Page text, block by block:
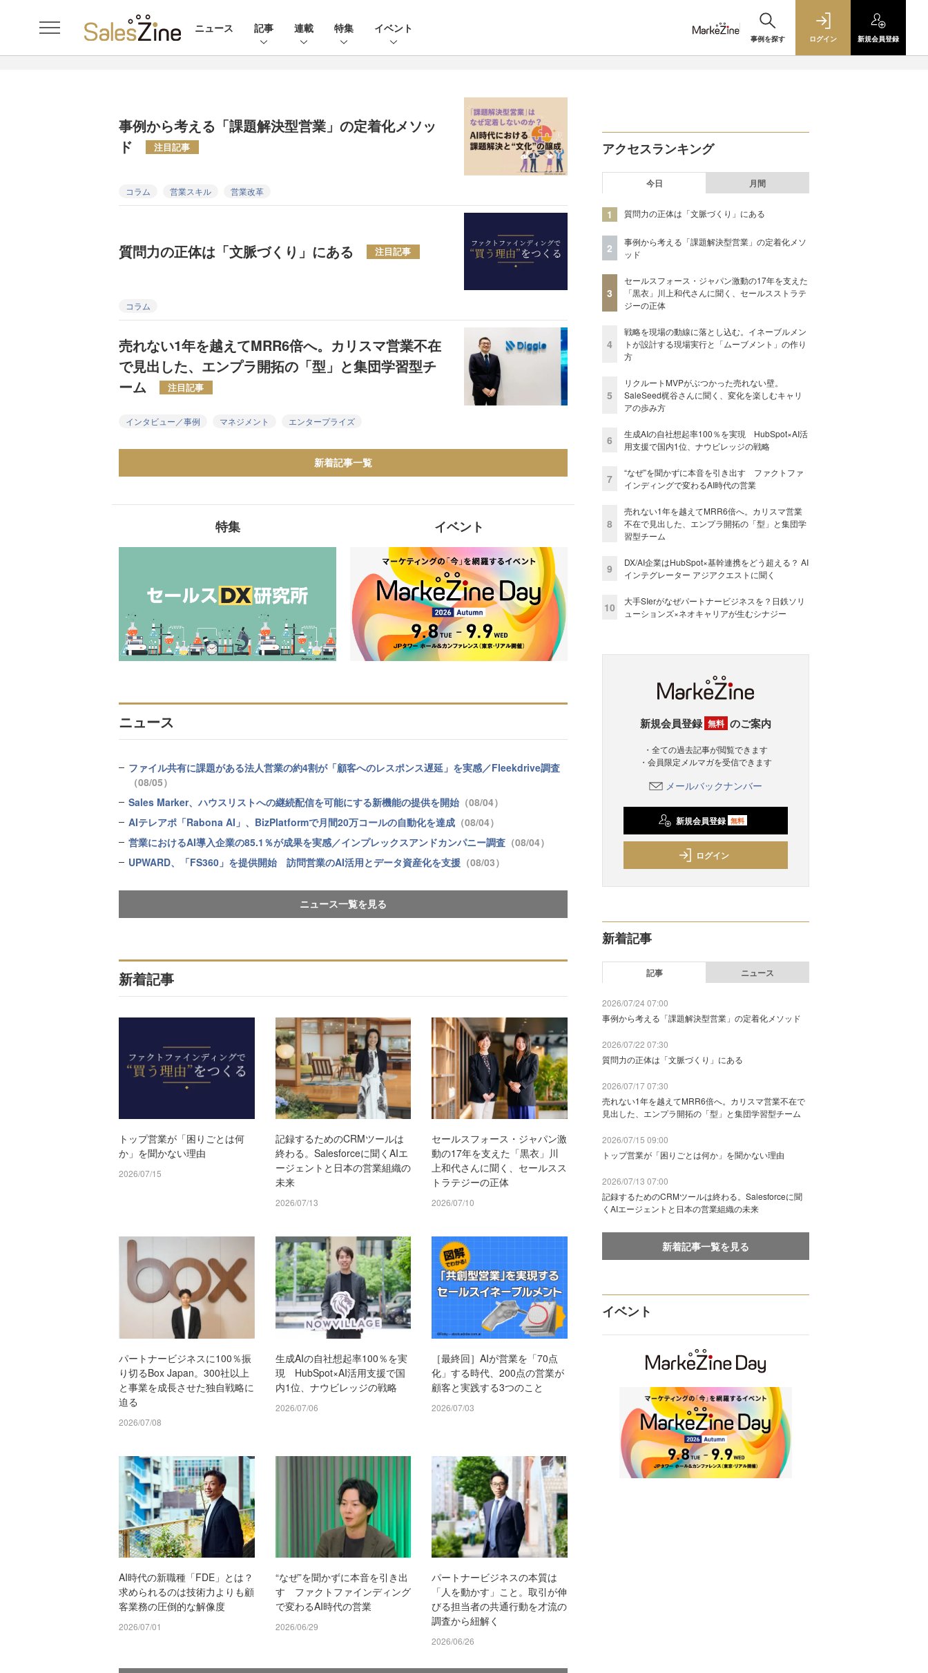
ニュース 記事 連載 特集 イベント
事例を探す ログイン 新規会員登録
事例から考える「課題解決型営業」の定着化メソッ
ド
注目記事
コラム 営業スキル 営業改革
質問力の正体は「文脈づくり」にある 注目記事
コラム
売れない1年を越えてMRR6倍へ。カリスマ営業不在
で見出した、エンプラ開拓の「型」と集団学習型チ
ーム
注目記事
インタビュー／事例 マネジメント エンタープライズ
新着記事一覧
特集 イベント
ニュース
ファイル共有に課題がある法人営業の約4割が「顧客へのレスポンス遅延」を実感／Fleekdrive調査
（08/05）
Sales Marker、ハウスリストへの継続配信を可能にする新機能の提供を開始 （08/04）
AIテレアポ「Rabona AI」、BizPlatformで月間20万コールの自動化を達成 （08/04）
営業におけるAI導入企業の85.1％が成果を実感／インプレックスアンドカンパニー調査 （08/04）
UPWARD、「FS360」を提供開始 訪問営業のAI活用とデータ資産化を支援 （08/03）
ニュース一覧を見る
新着記事
トップ営業が「困りごとは何
か」を聞かない理由
2026/07/15
記録するためのCRMツールは
終わる。Salesforceに聞くAIエ
ージェントと日本の営業組織の
未来
2026/07/13
セールスフォース・ジャパン激
動の17年を支えた「黒衣」川
上和代さんに聞く、セールスス
トラテジーの正体
2026/07/10
パートナービジネスに100％振
り切るBox Japan。300社以上
と事業を成長させた独自戦略に
迫る
2026/07/08
生成AIの自社想起率100％を実
現 HubSpot×AI活用支援で国
内1位、ナウビレッジの戦略
2026/07/06
［最終回］AIが営業を「70点
化」する時代、200点の営業が
顧客と実践する3つのこと
2026/07/03
AI時代の新職種「FDE」とは？
求められるのは技術力よりも顧
客業務の圧倒的な解像度
2026/07/01
“なぜ”を聞かずに本音を引き出
す ファクトファインディング
で変わるAI時代の営業
2026/06/29
パートナービジネスの本質は
「人を動かす」こと。取引が伸
びる担当者の共通行動を才流の
調査から紐解く
2026/06/26
アクセスランキング
今日 月間
1 質問力の正体は「文脈づくり」にある
2
事例から考える「課題解決型営業」の定着化メソ
ッド
3
セールスフォース・ジャパン激動の17年を支えた
「黒衣」川上和代さんに聞く、セールスストラテ
ジーの正体
4
戦略を現場の動線に落とし込む。イネーブルメン
トが設計する現場実行と「ムーブメント」の作り
方
5
リクルートMVPがぶつかった売れない壁。
SaleSeed梶谷さんに聞く、変化を楽しむキャリ
アの歩み方
6
生成AIの自社想起率100％を実現 HubSpot×AI活
用支援で国内1位、ナウビレッジの戦略
7
“なぜ”を聞かずに本音を引き出す ファクトファ
インディングで変わるAI時代の営業
8
売れない1年を越えてMRR6倍へ。カリスマ営業
不在で見出した、エンプラ開拓の「型」と集団学
習型チーム
9
DX/AI企業はHubSpot×基幹連携をどう超える？ AI
インテグレーター アジアクエストに聞く
10
大手SIerがなぜパートナービジネスを？日鉄ソリ
ューションズ×ネオキャリアが生むシナジー
新規会員登録 無料 のご案内
・全ての過去記事が閲覧できます
・会員限定メルマガを受信できます
メールバックナンバー
新規会員登録 無料
ログイン
新着記事
記事 ニュース
2026/07/24 07:00
事例から考える「課題解決型営業」の定着化メソッド
2026/07/22 07:30
質問力の正体は「文脈づくり」にある
2026/07/17 07:30
売れない1年を越えてMRR6倍へ。カリスマ営業不在で
見出した、エンプラ開拓の「型」と集団学習型チーム
2026/07/15 09:00
トップ営業が「困りごとは何か」を聞かない理由
2026/07/13 07:00
記録するためのCRMツールは終わる。Salesforceに聞
くAIエージェントと日本の営業組織の未来
新着記事一覧を見る
イベント